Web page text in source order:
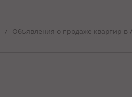
/ Объявления о продаже квартир в